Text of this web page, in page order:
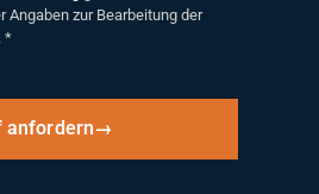
Angaben zur Bearbeitung der
*
anfordern